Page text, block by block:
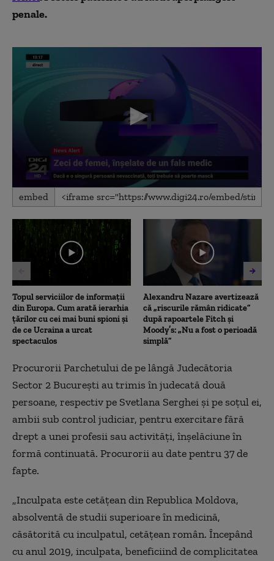
penale.
0
seconds
1
minute,
seconds
embed
Topul serviciilor de informații
din Europa. Cum arată ierarhia
țărilor cu cei mai buni spioni și
de ce Ucraina a urcat
spectaculos
Alexandru Nazare avertizează
că „riscurile rămân ridicate”
după rapoartele Fitch și
Moody’s: „Nu a fost o perioadă
simplă”
Procurorii Parchetului de pe lângă Judecătoria
Sector 2 București au trimis în judecată două
persoane, respectiv pe Svetlana Serghei și pe soțul ei,
ambii sub control judiciar, pentru exercitare fără
drept a unei profesii sau activități, înșelăciune în
formă continuată. Procurorii au date pentru 37 de
fapte.
„Inculpata este cetățean din Republica Moldova,
absolventă de studii superioare în medicină,
căsătorită cu inculpatul, cetățean român. Începând
cu anul 2019, inculpata, beneficiind de complicitatea